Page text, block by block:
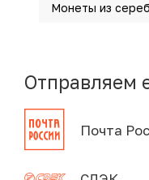
Монеты из
Отправляем
Почта